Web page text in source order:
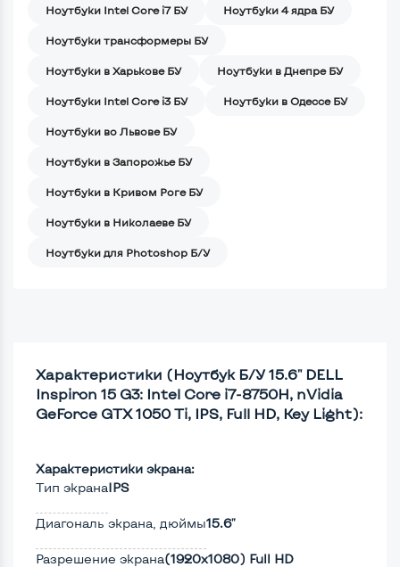
Ноутбуки Intel Core i7 БУ Ноутбуки 4 ядра БУ
Ноутбуки трансформеры БУ
Ноутбуки в Харькове БУ Ноутбуки в Днепре БУ
Ноутбуки Intel Core i3 БУ Ноутбуки в Одессе БУ
Ноутбуки во Львове БУ
Ноутбуки в Запорожье БУ
Ноутбуки в Кривом Роге БУ
Ноутбуки в Николаеве БУ
Ноутбуки для Photoshop Б/У
Характеристики (Ноутбук Б/У 15.6" DELL
Inspiron 15 G3: Intel Core i7-8750H, nVidia
GeForce GTX 1050 Ti, IPS, Full HD, Key Light):
Характеристики экрана:
Тип экранаIPS
Диагональ экрана, дюймы15.6"
Разрешение экрана(1920х1080) Full HD